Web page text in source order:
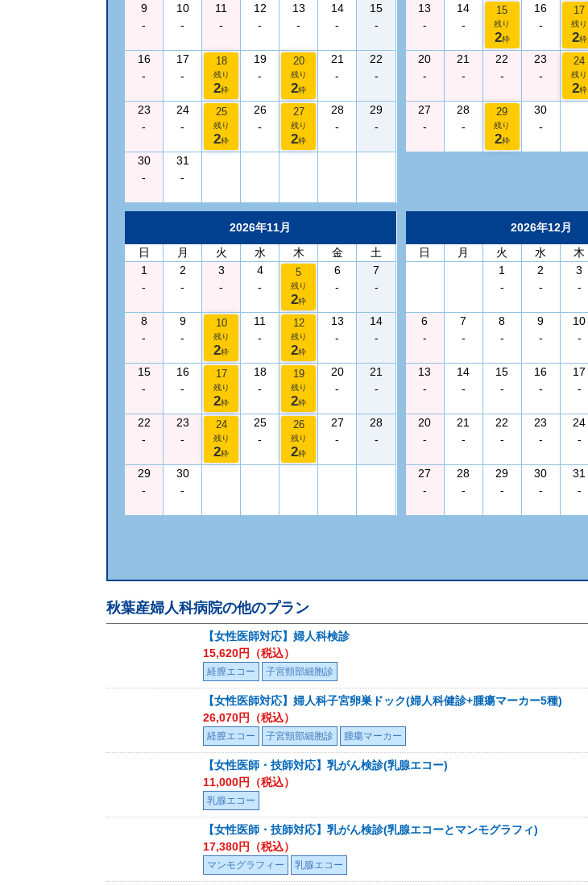
9
-
10
-
11
-
12
-
13
-
14
-
15
-
16
-
17
-
18
残り
2枠
19
-
20
残り
2枠
21
-
22
-
23
-
24
-
25
残り
2枠
26
-
27
残り
2枠
28
-
29
-
30
-
31
-
13
-
14
-
15
残り
2枠
16
-
17
残り
2枠
20
-
21
-
22
-
23
-
24
残り
2枠
27
-
28
-
29
残り
2枠
30
-
2026年11月
日
月 火 水 木 金
土
1
-
2
-
3
-
4
-
5
残り
2枠
6
-
7
-
8
-
9
-
10
残り
2枠
11
-
12
残り
2枠
13
-
14
-
15
-
16
-
17
残り
2枠
18
-
19
残り
2枠
20
-
21
-
22
-
23
-
24
残り
2枠
25
-
26
残り
2枠
27
-
28
-
29
-
30
-
2026年12月
日
月 火 水 木
1
-
2
-
3
-
6
-
7
-
8
-
9
-
10
-
13
-
14
-
15
-
16
-
17
-
20
-
21
-
22
-
23
-
24
-
27
-
28
-
29
-
30
-
31
-
秋葉産婦人科病院の他のプラン
【女性医師対応】婦人科検診
15,620円（税込）
経膣エコー 子宮頸部細胞診
【女性医師対応】婦人科子宮卵巣ドック(婦人科健診+腫瘍マーカー5種)
26,070円（税込）
経膣エコー 子宮頸部細胞診 腫瘍マーカー
【女性医師・技師対応】乳がん検診(乳腺エコー)
11,000円（税込）
乳腺エコー
【女性医師・技師対応】乳がん検診(乳腺エコーとマンモグラフィ)
17,380円（税込）
マンモグラフィー 乳腺エコー